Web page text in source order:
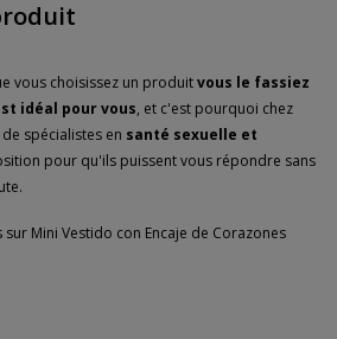
vous choisissez un produitvous le fassiez
idéal pour vous, et c'est pourquoi chez
spécialistes en santé sexuelle et
pour qu'ils puissent vous répondre sans
sur Mini Vestido con Encaje de Corazones